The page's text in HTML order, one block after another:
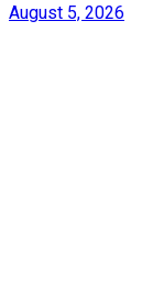
August 5, 2026